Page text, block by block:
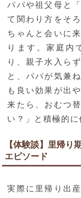
パパや祖父母と
て関わり方をそ
ちゃんと会いに
ります。家庭内
り、親子水入ら
と、パパが気兼
も良い効果が出
来たら、おむつ
い？」と積極的に
【体験談】里帰り
エピソード
実際に里帰り出